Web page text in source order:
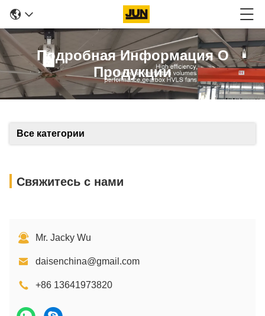
Подробная Информация О
Продукции
Все категории
Свяжитесь с нами
Mr. Jacky Wu
daisenchina@gmail.com
+86 13641973820